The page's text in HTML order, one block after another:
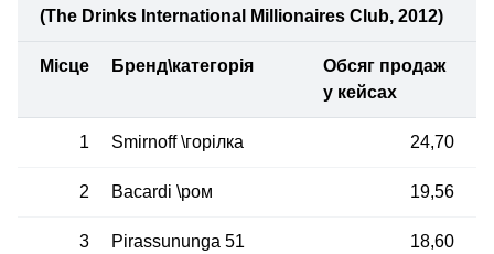
(The Drinks International Millionaires Club, 2012)
Місце Бренд\категорія
Обсяг продаж
у кейсах
1 Smirnoff \горілка 24,70
2 Bacardi \ром 19,56
3 Pirassununga 51 18,60